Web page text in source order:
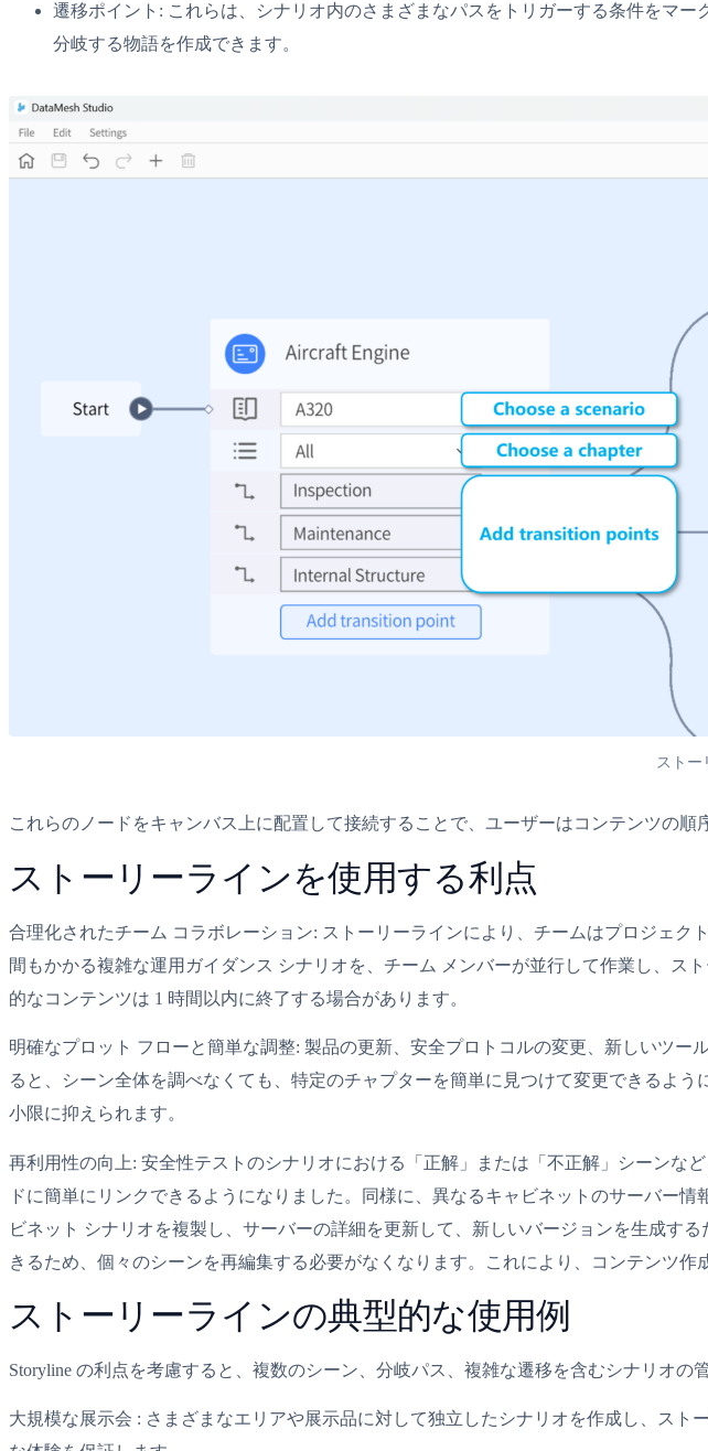
遷移ポイント: これらは、シナリオ内のさまざまなパスをトリガーする条件をマ
分岐する物語を作成できます。
ストー
これらのノードをキャンバス上に配置して接続することで、ユーザーはコンテンツの
ストーリーラインを使用する利点
合理化されたチーム コラボレーション: ストーリーラインにより、チームはプロジェ
間もかかる複雑な運用ガイダンス シナリオを、チーム メンバーが並行して作業し、
的なコンテンツは 1 時間以内に終了する場合があります。
明確なプロット フローと簡単な調整: 製品の更新、安全プロトコルの変更、新しいツ
ると、シーン全体を調べなくても、特定のチャプターを簡単に見つけて変更できるよ
小限に抑えられます。
再利用性の向上: 安全性テストのシナリオにおける「正解」または「不正解」シーンな
ドに簡単にリンクできるようになりました。同様に、異なるキャビネットのサーバー
ビネット シナリオを複製し、サーバーの詳細を更新して、新しいバージョンを生成す
きるため、個々のシーンを再編集する必要がなくなります。これにより、コンテンツ作
ストーリーラインの典型的な使用例
Storyline の利点を考慮すると、複数のシーン、分岐パス、複雑な遷移を含むシナリオの
大規模な展示会 : さまざまなエリアや展示品に対して独立したシナリオを作成し、ス